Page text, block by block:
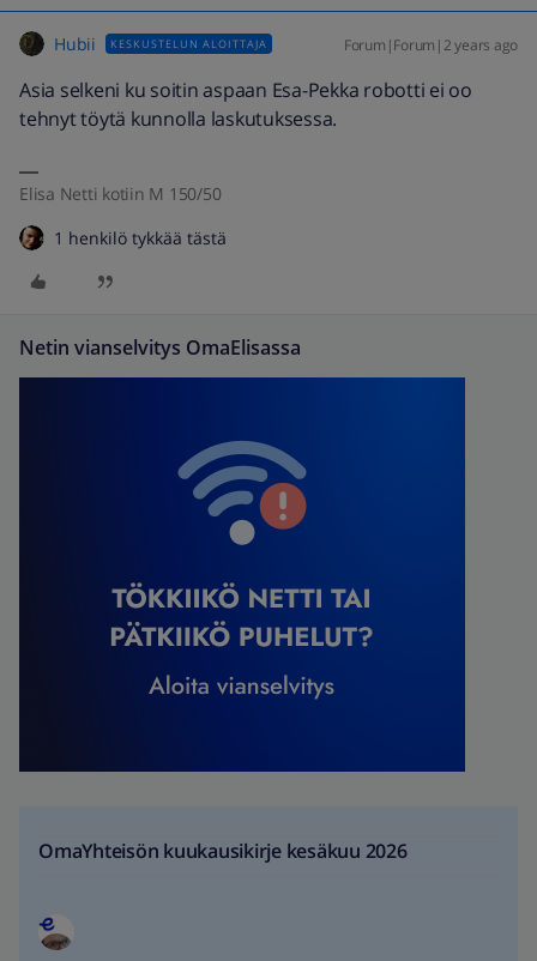
Hubii KESKUSTELUN ALOITTAJA Forum|Forum|2 years ago
Asia selkeni ku soitin aspaan Esa-Pekka robotti ei oo
tehnyt töytä kunnolla laskutuksessa.
Elisa Netti kotiin M 150/50
1 henkilö tykkää tästä
Netin vianselvitys OmaElisassa
OmaYhteisön kuukausikirje kesäkuu 2026